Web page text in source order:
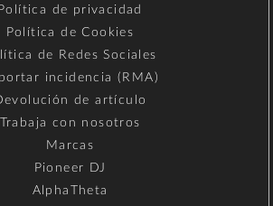
Política de privacidad
Política de Cookies
de Redes Sociales
incidencia (RMA)
de artículo
Trabaja con nosotros
Marcas
Pioneer DJ
AlphaTheta